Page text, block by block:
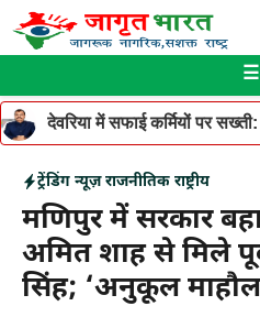
Skip
to
☰
देवरिया में सफाई कर्मियों पर
ट्रेंडिंग न्यूज़ राजनीतिक राष्ट्रीय
मणिपुर में सरकार
अमित शाह से मिले
सिंह; ‘अनुकूल